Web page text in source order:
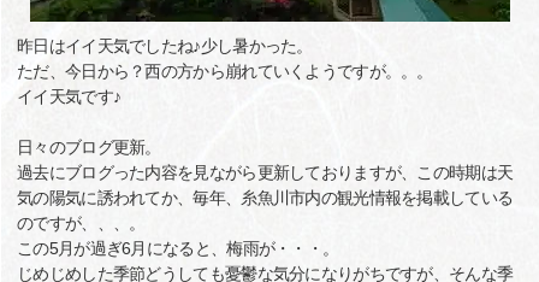
昨日はイイ天気でしたね♪少し暑かった。
ただ、今日から？西の方から崩れていくようですが。。。
イイ天気です♪
日々のブログ更新。
過去にブログった内容を見ながら更新しておりますが、この時期は天
気の陽気に誘われてか、毎年、糸魚川市内の観光情報を掲載している
のですが、、、。
この5月が過ぎ6月になると、梅雨が・・・。
じめじめした季節どうしても憂鬱な気分になりがちですが、そんな季